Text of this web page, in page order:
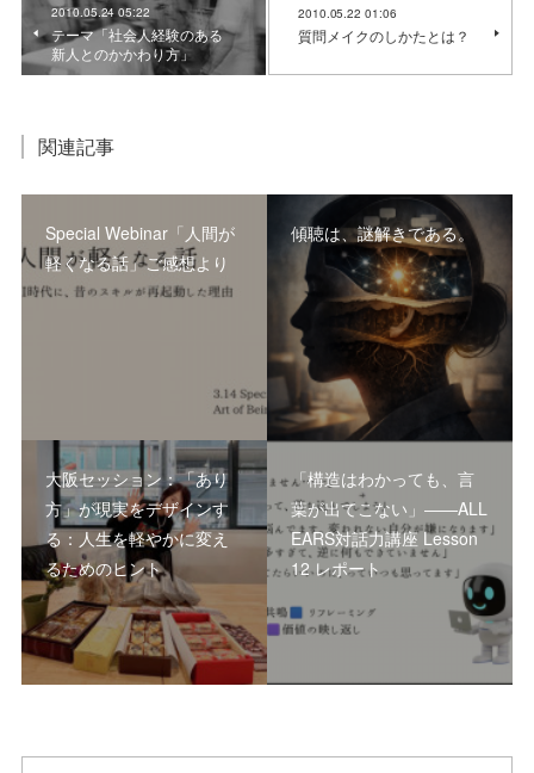
2010.05.24 05:22
テーマ「社会人経験のある
新人とのかかわり方」
2010.05.22 01:06
質問メイクのしかたとは？
関連記事
Special Webinar「人間が
軽くなる話」ご感想より
傾聴は、謎解きである。
大阪セッション：「あり
方」が現実をデザインす
る：人生を軽やかに変え
るためのヒント
「構造はわかっても、言
葉が出てこない」――ALL
EARS対話力講座 Lesson
12 レポート